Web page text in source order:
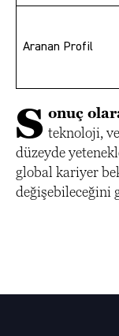
Aranan Profil
S onuç
teknoloji,
düzeyde
global kariyer
değişebileceğini